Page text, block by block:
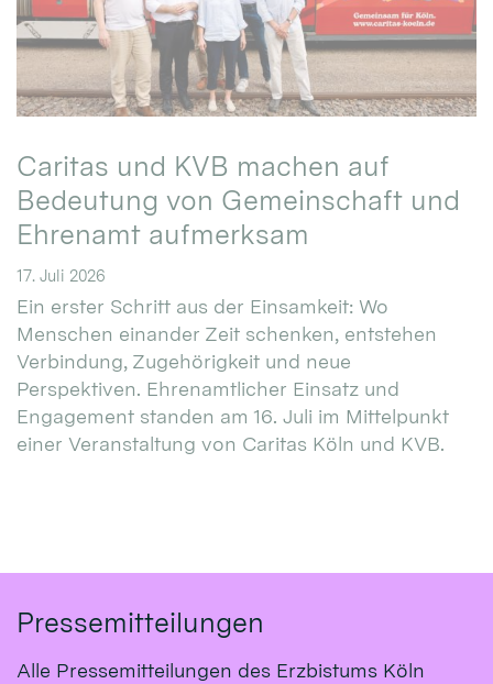
Caritas und KVB machen auf
Bedeutung von Gemeinschaft und
Ehrenamt aufmerksam
17. Juli 2026
Ein erster Schritt aus der Einsamkeit: Wo
Menschen einander Zeit schenken, entstehen
Verbindung, Zugehörigkeit und neue
Perspektiven. Ehrenamtlicher Einsatz und
Engagement standen am 16. Juli im Mittelpunkt
einer Veranstaltung von Caritas Köln und KVB.
Pressemitteilungen
Alle Pressemitteilungen des Erzbistums Köln